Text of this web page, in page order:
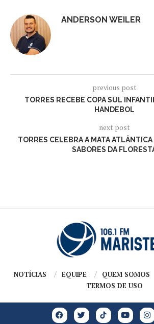
ANDERSON WEILER
previous post
TORRES RECEBE COPA SUL
HANDEBOL
next post
TORRES CELEBRA A MATA
SABORES DA
NOTÍCIAS EQUIPE QUEM SOMOS
TERMOS DE USO